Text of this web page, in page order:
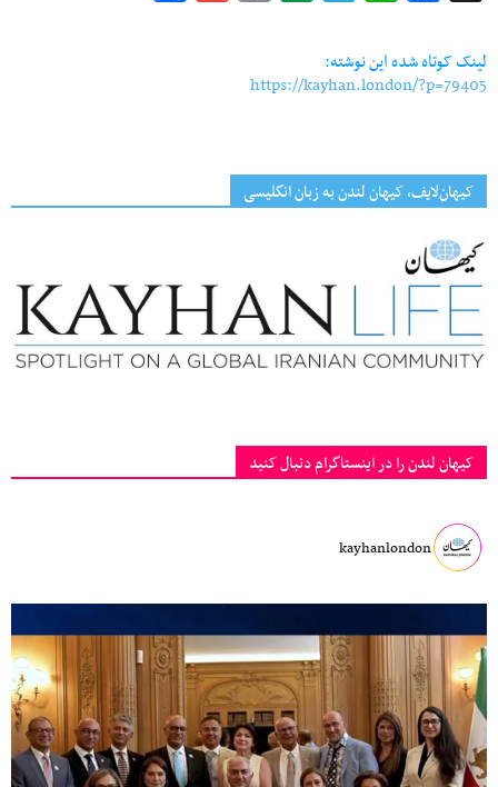
لینک کوتاه شده این نوشته:
https://kayhan.london/?p=79405
کیهان‌لایف، کیهان لندن به زبان انگلیسی
کیهان لندن را در اینستاگرام دنبال کنید
kayhanlondon